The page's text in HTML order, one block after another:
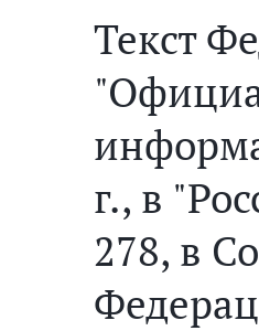
Текст
г., в
278, в